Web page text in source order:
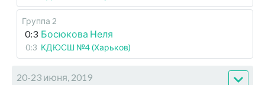
Группа 2
0:3 Босюкова Неля
0:3 КДЮСШ №4 (Харьков)
20-23 июня, 2019